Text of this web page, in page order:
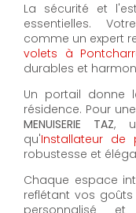
La sécurité et
essentielles.
comme un expert
volets à
durables et
Un portail donne
résidence. Pour
MENUISERIE TAZ,
qu'Installateur de
robustesse et
Chaque espace
reflétant vos